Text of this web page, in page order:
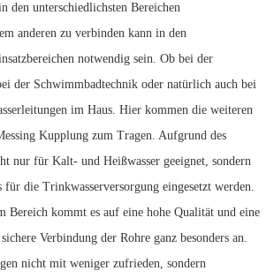
den unterschiedlichsten Bereichen
anderen zu verbinden kann in den
notwendig sein. Ob bei der
der Schwimmbadtechnik oder natürlich auch bei
im Haus. Hier kommen die weiteren
Kupplung zum Tragen. Aufgrund des
nur für Kalt- und Heißwasser geeignet, sondern
für die Trinkwasserversorgung eingesetzt werden.
Bereich kommt es auf eine hohe Qualität und eine
Verbindung der Rohre ganz besonders an.
nicht mit weniger zufrieden, sondern